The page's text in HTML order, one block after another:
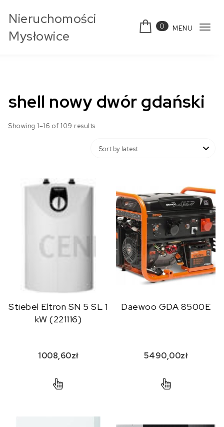
Nieruchomości
Mysłowice
0 MENU
shell nowy dwór gdański
Showing 1–16 of 109 results
Stiebel Eltron SN 5 SL 1
kW (221116)
1008,60zł
Daewoo GDA 8500E
5490,00zł